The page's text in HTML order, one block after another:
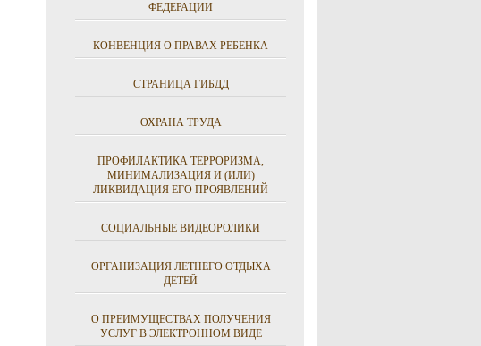
ФЕДЕРАЦИИ
КОНВЕНЦИЯ О ПРАВАХ РЕБЕНКА
СТРАНИЦА ГИБДД
ОХРАНА ТРУДА
ПРОФИЛАКТИКА ТЕРРОРИЗМА,
МИНИМАЛИЗАЦИЯ И (ИЛИ)
ЛИКВИДАЦИЯ ЕГО ПРОЯВЛЕНИЙ
СОЦИАЛЬНЫЕ ВИДЕОРОЛИКИ
ОРГАНИЗАЦИЯ ЛЕТНЕГО ОТДЫХА
ДЕТЕЙ
О ПРЕИМУЩЕСТВАХ ПОЛУЧЕНИЯ
УСЛУГ В ЭЛЕКТРОННОМ ВИДЕ